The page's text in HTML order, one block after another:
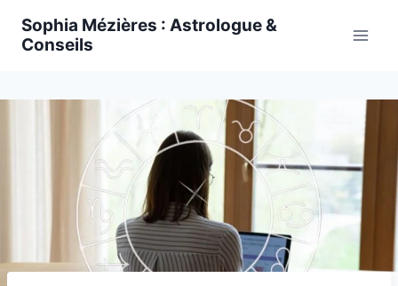
Sophia Mézières : Astrologue &
Conseils